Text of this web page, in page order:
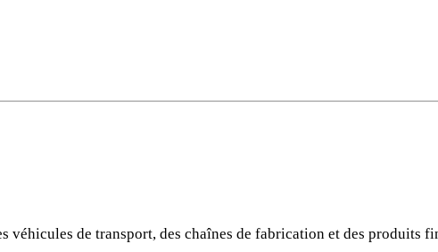
véhicules de transport, des chaînes de fabrication et des produits